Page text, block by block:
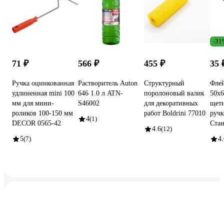
71 ₽
Ручка оцинкованная
удлиненная mini 100
мм для мини-
роликов 100-150 мм
DECOR 0565-42
5(7)
566 ₽
Растворитель Auton
646 1.0 л ATN-
S46002
4(1)
455 ₽
Структурный
поролоновый валик
для декоративных
работ Boldrini 77010
4.6(12)
-
35